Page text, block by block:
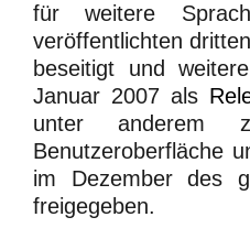
für weitere
veröffentlichten
beseitigt und
Januar 2007 als
unter anderem
Benutzeroberfläche
im Dezember des
freigegeben.